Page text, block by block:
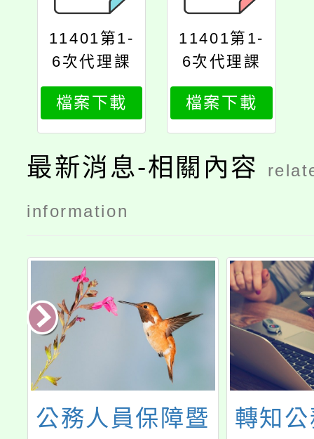
11401第1-
6次代理課
教師甄選簡
章公告版
檔案下載
11401第1-
6次代理課
教師甄選簡
章公告版
檔案下載
最新消息-相關內容
information
公務人員保障暨
轉知